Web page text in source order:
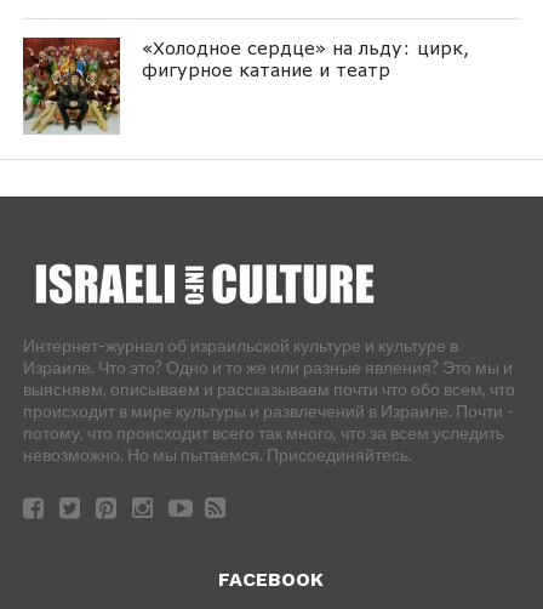
«Холодное сердце» на льду: цирк,
фигурное катание и театр
Интернет-журнал об израильской культуре и культуре в
Израиле. Что это? Одно и то же или разные явления? Это мы и
выясняем, описываем и рассказываем почти что обо всем, что
происходит в мире культуры и развлечений в Израиле. Почти -
потому, что происходит всего так много, что за всем уследить
невозможно. Но мы пытаемся. Присоединяйтесь.
FACEBOOK